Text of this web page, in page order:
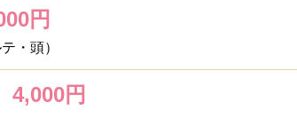
円
・頭）
4,000円